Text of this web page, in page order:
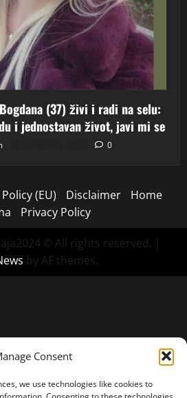
Consent
we use technologies like cookies to
(37) živi i radi na selu:
i jednostavan život, javi mi se
0
(EU) Disclaimer
Home
Privacy Policy
© All rights reserved. |
by AF themes.